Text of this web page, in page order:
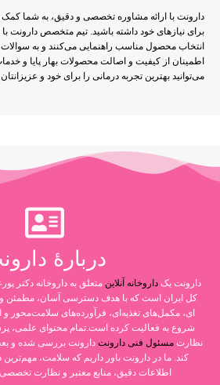
دارونت با ارائه مشاوره تخصصی و دقیق، به شما کمک
برای نیازهای خود داشته باشید. تیم متخصص دارونت
انتخاب محصول مناسب راهنمایی می‌کنند و به
اطمینان از کیفیت و اصالت محصولات بهار پایا و
می‌توانید بهترین تجربه درمانی را برای خود و
دربارۀ
دارونت یکداروخانه آنلاین متعلق به داروخانه دکتر
کل ایران است که با هدف دسترسی آسان، مطمئن و
شروع به فعالیت کرده است.تمام محتوای علمی،
نظارتمسئول فنی دارونت دارونت بررسی شده و بعد
کند. ما در دارونت باور داریم که سلامت، مهم‌ترین
اطلاعات دقیق، منابع معتبر و نظارت